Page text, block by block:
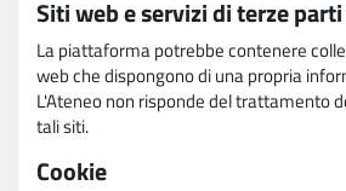
Siti web e servizi di terze parti
La piattaforma potrebbe contenere
web che dispongono di una propria
L'Ateneo non risponde del trattamento
tali siti.
Cookie